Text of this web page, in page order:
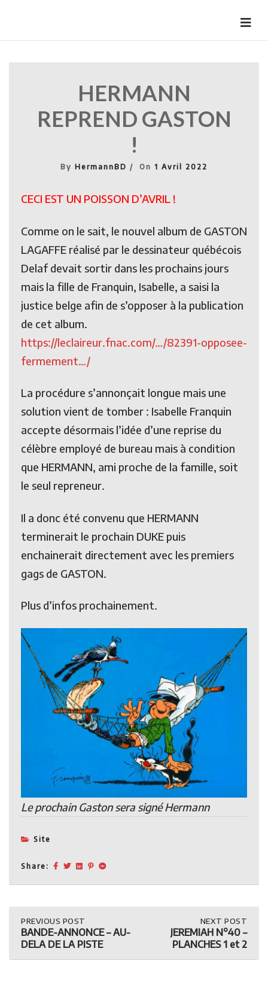
HERMANN
REPREND GASTON
!
By HermannBD On 1 Avril 2022
CECI EST UN POISSON D’AVRIL !
Comme on le sait, le nouvel album de GASTON
LAGAFFE réalisé par le dessinateur québécois
Delaf devait sortir dans les prochains jours
mais la fille de Franquin, Isabelle, a saisi la
justice belge afin de s’opposer à la publication
de cet album.
https://leclaireur.fnac.com/…/82391-opposee-
fermement…/
La procédure s’annonçait longue mais une
solution vient de tomber : Isabelle Franquin
accepte désormais l’idée d’une reprise du
célèbre employé de bureau mais à condition
que HERMANN, ami proche de la famille, soit
le seul repreneur.
Il a donc été convenu que HERMANN
terminerait le prochain DUKE puis
enchainerait directement avec les premiers
gags de GASTON.
Plus d’infos prochainement.
Le prochain Gaston sera signé Hermann
Site
Share:
Post
navigation
PREVIOUS
POST:
BANDE-
ANNONCE
–
PREVIOUS POST
BANDE-ANNONCE – AU-
DELA DE LA PISTE
JEREMIAH
–
NEXT POST
JEREMIAH N°40 –
PLANCHES 1 et 2